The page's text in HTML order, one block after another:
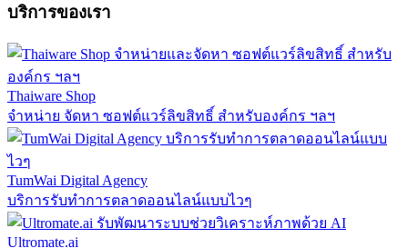
บริการของเรา
Thaiware Shop
จำหน่าย จัดหา ซอฟต์แวร์ลิขสิทธิ์ สำหรับองค์กร ฯลฯ
TumWai Digital Agency
บริการรับทำการตลาดออนไลน์แบบไวๆ
Ultromate.ai